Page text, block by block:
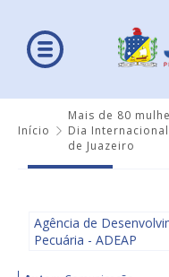
Início
Mais de 80
Dia
de Juazeiro
Agência de
Pecuária - ADEAP